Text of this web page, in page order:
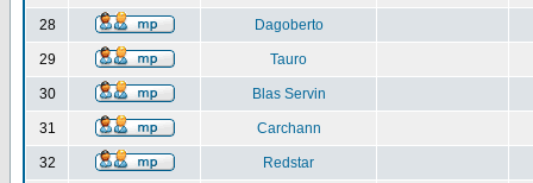
28 Dagoberto
29 Tauro
30 Blas Servin
31 Carchann
32 Redstar